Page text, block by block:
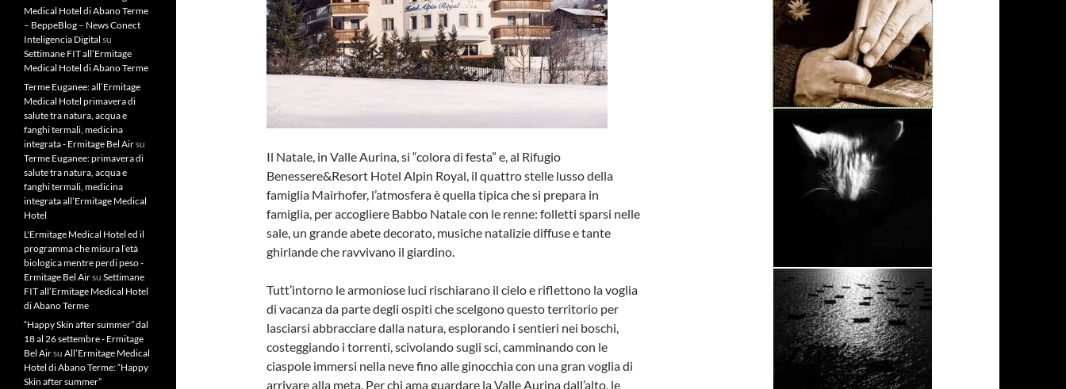
Il Natale, in Valle Aurina, si “colora di festa” e, al Rifugio
Benessere&Resort Hotel Alpin Royal, il quattro stelle lusso della
famiglia Mairhofer, l’atmosfera è quella tipica che si prepara in
famiglia, per accogliere Babbo Natale con le renne: folletti sparsi nelle
sale, un grande abete decorato, musiche natalizie diffuse e tante
ghirlande che ravvivano il giardino.
Tutt’intorno le armoniose luci rischiarano il cielo e riflettono la voglia
di vacanza da parte degli ospiti che scelgono questo territorio per
lasciarsi abbracciare dalla natura, esplorando i sentieri nei boschi,
costeggiando i torrenti, scivolando sugli sci, camminando con le
ciaspole immersi nella neve fino alle ginocchia con una gran voglia di
arrivare alla meta. Per chi ama guardare la Valle Aurina dall’alto, le
Medical Hotel di Abano Terme
– BeppeBlog – News Conect
Inteligencia Digital su
Settimane FIT all’Ermitage
Medical Hotel di Abano Terme
Terme Euganee: all’Ermitage
Medical Hotel primavera di
salute tra natura, acqua e
fanghi termali, medicina
integrata - Ermitage Bel Airsu
Terme Euganee: primavera di
salute tra natura, acqua e
fanghi termali, medicina
integrata all’Ermitage Medical
Hotel
L'Ermitage Medical Hotel ed il
programma che misura l’età
biologica mentre perdi peso -
Ermitage Bel Airsu Settimane
FIT all’Ermitage Medical Hotel
di Abano Terme
“Happy Skin after summer” dal
18 al 26 settembre - Ermitage
Bel Airsu All’Ermitage Medical
Hotel di Abano Terme: “Happy
Skin after summer”